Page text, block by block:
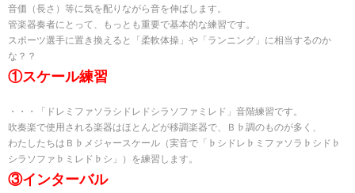
音価（長さ）等に気を配りながら音を伸ばします。
管楽器奏者にとって、もっとも重要で基本的な練習です。
スポーツ選手に置き換えると「柔軟体操」や「ランニング」に相当するのか
な？？
①スケール練習
・・・「ドレミファソラシドレドシラソファミレド」音階練習です。
吹奏楽で使用される楽器はほとんどが移調楽器で、Ｂ♭調のものが多く、
わたしたちはＢ♭メジャースケール（実音で「♭シドレ♭ミファソラ♭シド♭
シラソファ♭ミレド♭シ」）を練習します。
③インターバル